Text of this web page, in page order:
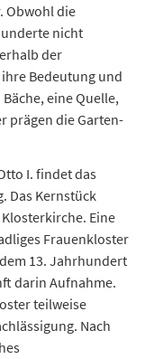
Obwohl die
nicht
der
Bedeutung und
eine Quelle,
prägen die Garten-
I. findet das
Das Kernstück
Eine
Frauenkloster
13. Jahrhundert
darin Aufnahme.
teilweise
Nach